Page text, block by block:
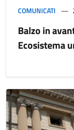
COMUNICATI
Balzo in
Ecosistema